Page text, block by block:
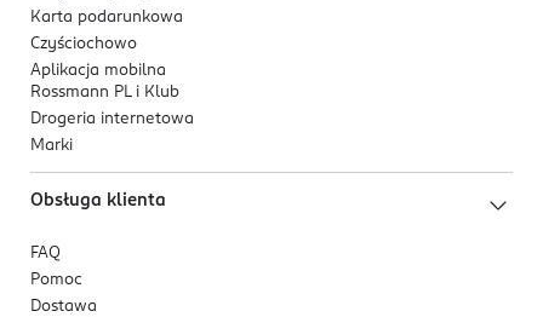
Karta podarunkowa
Czyściochowo
Aplikacja mobilna
Rossmann PL i Klub
Drogeria internetowa
Marki
Obsługa klienta
FAQ
Pomoc
Dostawa